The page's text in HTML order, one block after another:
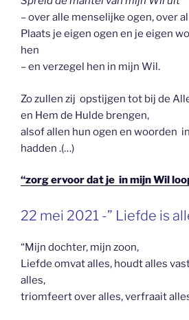
– over alle menselijke ogen, over
Plaats je eigen ogen en je eigen
hen
– en verzegel hen in mijn Wil.
Zo zullen zij opstijgen tot bij de
en Hem de Hulde brengen,
alsof allen hun ogen en woorden
hadden .(…)
“zorg ervoor dat je in mijn Wil
GEPLAATST
OP
22 mei 2021 -” Liefde is
“Mijn dochter, mijn zoon,
Liefde omvat alles, houdt alles
alles,
triomfeert over alles, verfraait